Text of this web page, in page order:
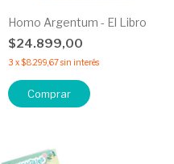
Homo Argentum - El Libro
$24.899,00
3 x$8.299,67sin interés